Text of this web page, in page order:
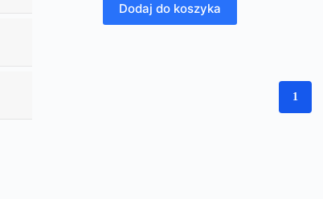
Dodaj do koszyka
1